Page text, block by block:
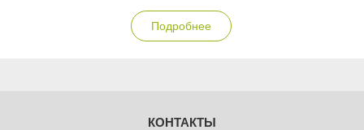
Подробнее
КОНТАКТЫ